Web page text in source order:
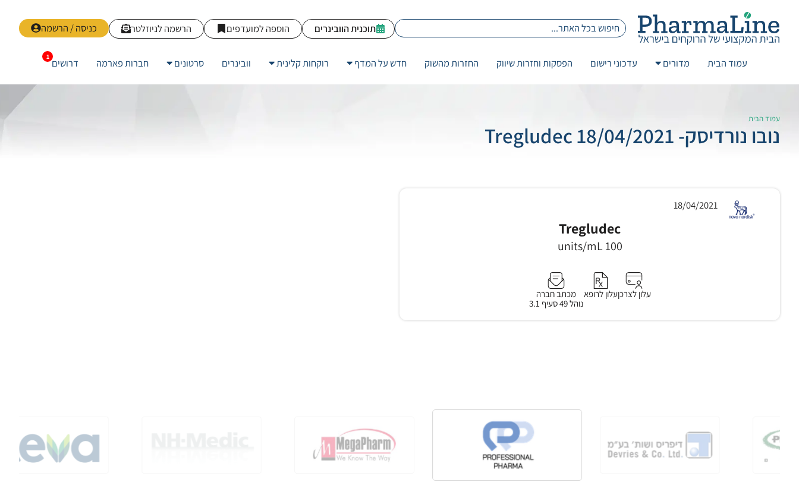
כניסה / הרשמה הרשמה לניוזלטר הוספה למועדפים תוכנית הוובינרים
עמוד הבית מדורים עדכוני רישום הפסקות וחזרות שיווק החזרות מהשוק חדש על המדף רוקחות קלינית וובינרים סרטונים חברות פארמה דרושים
עמוד הבית
נובו נורדיסק- 18/04/2021 Tregludec
18/04/2021
Tregludec
100 units/mL
עלון לצרכןעלון לרופא
מכתב חברה
נוהל 49 סעיף 3.1